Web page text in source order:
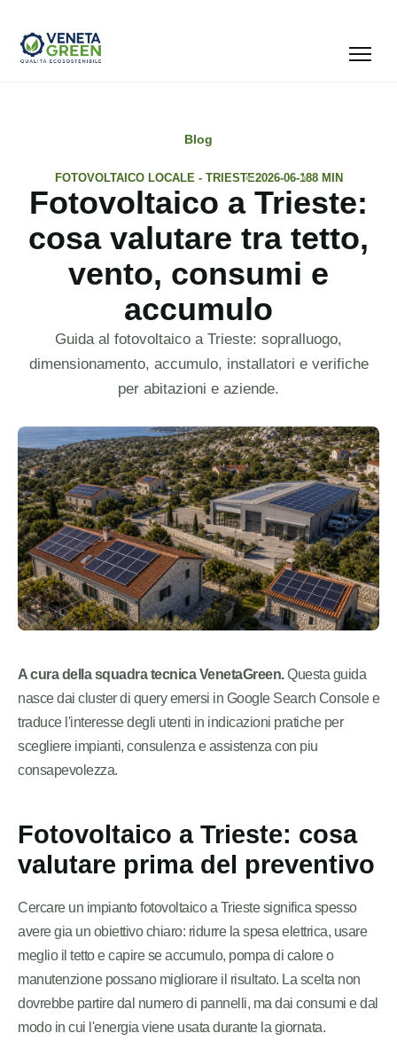
Blog
FOTOVOLTAICO LOCALE - TRIESTE2026-06-188 MIN
Fotovoltaico a Trieste:
cosa valutare tra tetto,
vento, consumi e
accumulo
Guida al fotovoltaico a Trieste: sopralluogo,
dimensionamento, accumulo, installatori e verifiche
per abitazioni e aziende.
A cura della squadra tecnica VenetaGreen.Questa guida
nasce dai cluster di query emersi in Google Search Console e
traduce l'interesse degli utenti in indicazioni pratiche per
scegliere impianti, consulenza e assistenza con piu
consapevolezza.
Fotovoltaico a Trieste: cosa
valutare prima del preventivo
Cercare un impianto fotovoltaico a Trieste significa spesso
avere gia un obiettivo chiaro: ridurre la spesa elettrica, usare
meglio il tetto e capire se accumulo, pompa di calore o
manutenzione possano migliorare il risultato. La scelta non
dovrebbe partire dal numero di pannelli, ma dai consumi e dal
modo in cui l'energia viene usata durante la giornata.